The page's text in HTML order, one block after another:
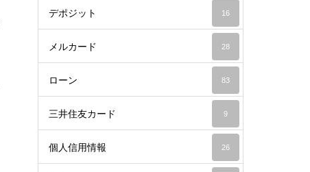
デポジット 16
メルカード 28
ローン 83
三井住友カード 9
個人信用情報 26